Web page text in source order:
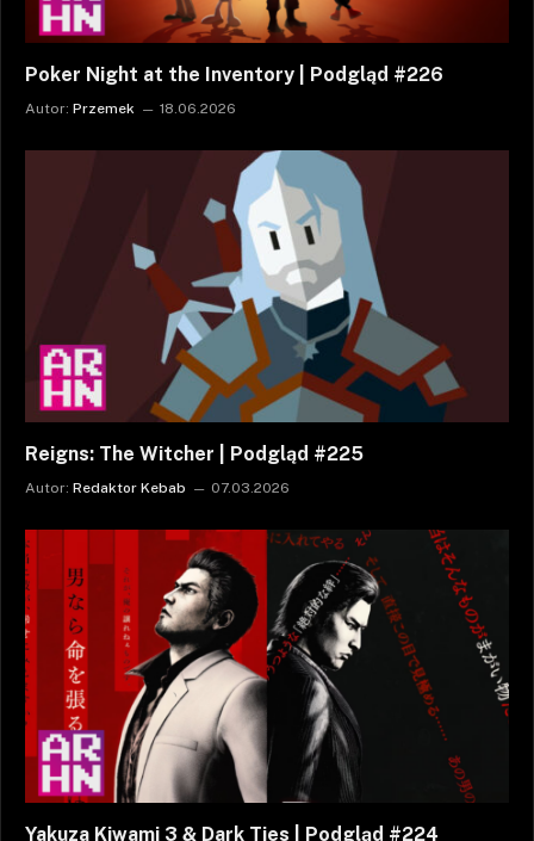
Poker Night at the Inventory | Podgląd #226
Autor: Przemek 18.06.2026
Reigns: The Witcher | Podgląd #225
Autor: Redaktor Kebab 07.03.2026
Yakuza Kiwami 3 & Dark Ties | Podgląd #224